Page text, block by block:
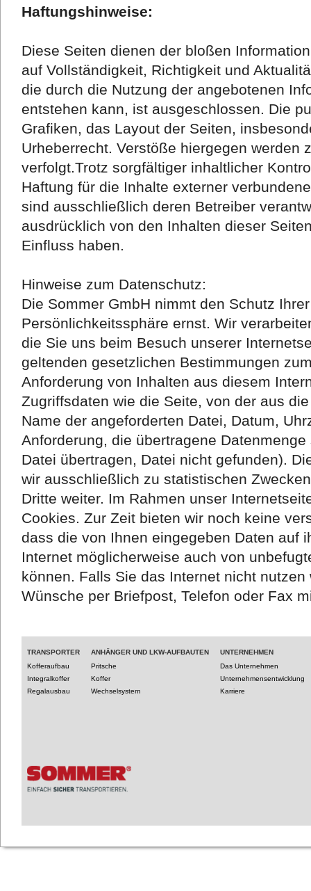
Haftungshinweise:
Diese Seiten dienen der bloßen
auf Vollständigkeit, Richtigkeit und
die durch die Nutzung der angebotenen
entstehen kann, ist ausgeschlossen. Die
Grafiken, das Layout der Seiten,
Urheberrecht. Verstöße hiergegen werden
verfolgt.Trotz sorgfältiger inhaltlicher
Haftung für die Inhalte externer
sind ausschließlich deren Betreiber
ausdrücklich von den Inhalten dieser
Einfluss haben.
Hinweise zum Datenschutz:
Die Sommer GmbH nimmt den Schutz
Persönlichkeitssphäre ernst. Wir
die Sie uns beim Besuch unserer
geltenden gesetzlichen Bestimmungen
Anforderung von Inhalten aus diesem
Zugriffsdaten wie die Seite, von der aus
Name der angeforderten Datei, Datum,
Anforderung, die übertragene
Datei übertragen, Datei nicht gefunden).
wir ausschließlich zu statistischen
Dritte weiter. Im Rahmen unser
Cookies. Zur Zeit bieten wir noch keine
dass die von Ihnen eingegeben Daten auf
Internet möglicherweise auch von
können. Falls Sie das Internet nicht
Wünsche per Briefpost, Telefon oder Fax
TRANSPORTER
Kofferaufbau
Integralkoffer
Regalausbau
ANHÄNGER UND LKW-AUFBAUTEN
Pritsche
Koffer
Wechselsystem
UNTERNEHMEN
Das Unternehmen
Unternehmensentwicklung
Karriere